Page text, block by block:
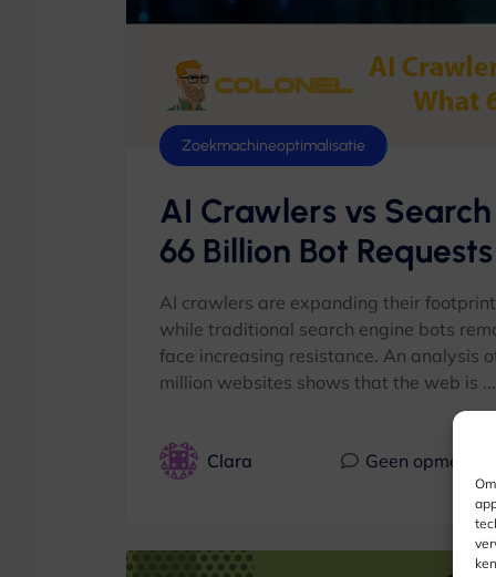
Zoekmachineoptimalisatie
AI Crawlers vs
66 Billion Bot
AI crawlers are expanding their
while traditional search engine bots
face increasing resistance. An analysis
million websites shows that the web is ...
Clara Geen